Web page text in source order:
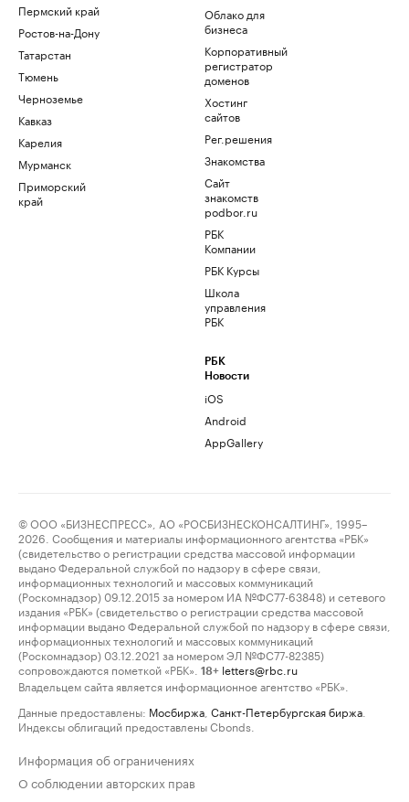
Пермский край
Ростов-на-Дону
Татарстан
Тюмень
Черноземье
Кавказ
Карелия
Мурманск
Приморский
край
Облако для
бизнеса
Корпоративный
регистратор
доменов
Хостинг
сайтов
Рег.решения
Знакомства
Сайт
знакомств
podbor.ru
РБК
Компании
РБК Курсы
Школа
управления
РБК
РБК
Новости
iOS
Android
AppGallery
© ООО «БИЗНЕСПРЕСС», АО «РОСБИЗНЕСКОНСАЛТИНГ», 1995–
2026. Сообщения и материалы информационного агентства «РБК»
(свидетельство о регистрации средства массовой информации
выдано Федеральной службой по надзору в сфере связи,
информационных технологий и массовых коммуникаций
(Роскомнадзор) 09.12.2015 за номером ИА №ФС77-63848) и сетевого
издания «РБК» (свидетельство о регистрации средства массовой
информации выдано Федеральной службой по надзору в сфере связи,
информационных технологий и массовых коммуникаций
(Роскомнадзор) 03.12.2021 за номером ЭЛ №ФС77-82385)
сопровождаются пометкой «РБК».
18+ letters@rbc.ru
Владельцем сайта является информационное агентство «РБК».
Данные предоставлены: Мосбиржа Санкт-Петербургская биржа
Индексы облигаций предоставлены Cbonds.
Информация об ограничениях
О соблюдении авторских прав